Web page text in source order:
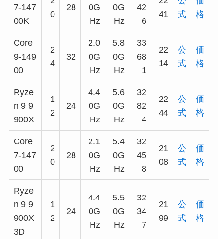
7-147
00K
0
28
0G
Hz
0G
Hz
42
6
41
式
格
Core i
9-149
00
2
4
32
2.0
0G
Hz
5.8
0G
Hz
33
68
1
22
14
公
式
価
格
Ryze
n 9 9
900X
1
2
24
4.4
0G
Hz
5.6
0G
Hz
32
82
4
22
44
公
式
価
格
Core i
7-147
00
2
0
28
2.1
0G
Hz
5.4
0G
Hz
32
45
8
21
08
公
式
価
格
Ryze
n 9 9
900X
3D
1
2
24
4.4
0G
Hz
5.5
0G
Hz
32
34
7
21
99
公
式
価
格